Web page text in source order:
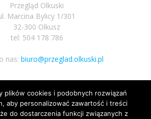
Przegląd Olkuski
Marcina Bylicy 1/301
32-300 Olkusz
tel: 504 178 786
nas: biuro@przeglad.olkuski.pl
Podążaj za nami
plików cookies i podobnych rozwiązań
aby personalizować zawartość i treści
do dostarczenia funkcji związanych z